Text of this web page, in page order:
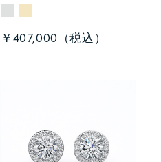
￥407,000